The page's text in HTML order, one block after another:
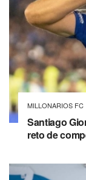
MILLONARIOS FC
Santiago
reto de